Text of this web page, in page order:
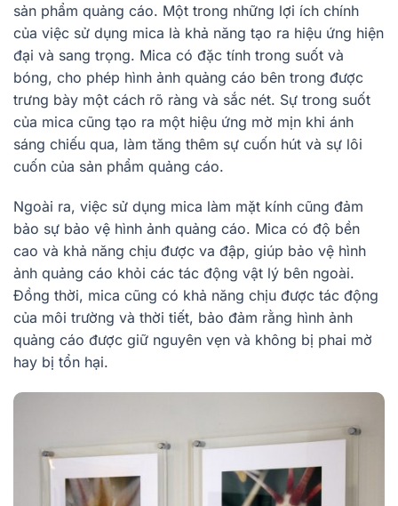
sản phẩm quảng cáo. Một trong những lợi ích chính
của việc sử dụng mica là khả năng tạo ra hiệu ứng hiện
đại và sang trọng. Mica có đặc tính trong suốt và
bóng, cho phép hình ảnh quảng cáo bên trong được
trưng bày một cách rõ ràng và sắc nét. Sự trong suốt
của mica cũng tạo ra một hiệu ứng mờ mịn khi ánh
sáng chiếu qua, làm tăng thêm sự cuốn hút và sự lôi
cuốn của sản phẩm quảng cáo.
Ngoài ra, việc sử dụng mica làm mặt kính cũng đảm
bảo sự bảo vệ hình ảnh quảng cáo. Mica có độ bền
cao và khả năng chịu được va đập, giúp bảo vệ hình
ảnh quảng cáo khỏi các tác động vật lý bên ngoài.
Đồng thời, mica cũng có khả năng chịu được tác động
của môi trường và thời tiết, bảo đảm rằng hình ảnh
quảng cáo được giữ nguyên vẹn và không bị phai mờ
hay bị tổn hại.